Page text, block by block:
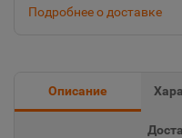
Подробнее о доставке
Описание